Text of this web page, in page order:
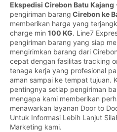
Ekspedisi Cirebon Batu Kajang
pengiriman barang Cirebon ke
memberikan harga yang
charge min 100 KG. Line7
pengiriman barang yang siap
mengirimkan barang dari
cepat dengan fasilitas tracking
tenaga kerja yang profesional
aman sampai ke tempat tujuan.
pentingnya setiap pengiriman
mengapa kami memberikan
menawarkan layanan Door to
Untuk Informasi Lebih Lanjut
Marketing kami.